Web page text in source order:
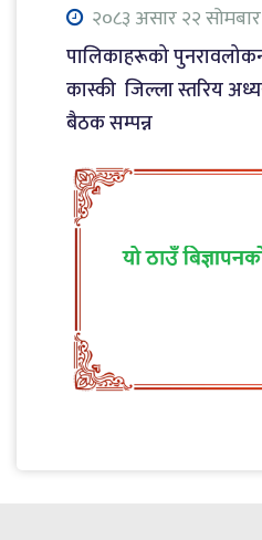
२०८३ असार २२ सोमबार
पालिकाहरूको
कास्की जिल्ला स्तरिय
बैठक सम्पन्न
२०८३ जेठ ३१ आइतबार
नाट्टा टोलीको कलकत्ता
प्याकेजमा जोड
पालिकाहरूको
कास्की जिल्ला स्तरिय